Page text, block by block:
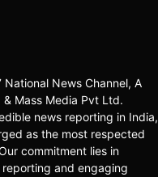
News Channel, A
Mass Media Pvt Ltd.
news reporting in India,
as the most respected
commitment lies in
and engaging